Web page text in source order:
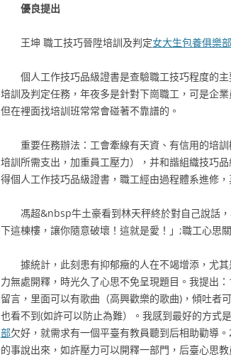
優良提出
王坤 職工技巧晉陞培訓及判定女大生包養俱樂部
個人工作技巧品級證書是查驗職工技巧程度的
培訓及判定任務，年夜多是針對下崗職工，可是企
但在裡面找培訓班常常會碰著不靠譜的。
重要任務辦法：工會牽線有天資、有信用的培
培訓所需支出，加重員工壓力），并和諧組織技巧
得個人工作技巧品級證書，職工經由過程體系進修
馮超&nbsp牛土豪看到林天秤終於對自己說話
下這棟樓，讓你隨意破壞！這就是愛！」;職工心思
據統計，此刻患有抑郁癥的人在不竭增添，尤
力無處開釋，時光久了心思不免呈現題目。我提出
留言，里面可以有歌曲（高興歡樂的歌曲)，傾吐者
也看不到(如許可以防止為難）。我感到最好的方式
部欠好，就需求有一個平臺有教員聽到后相助勸導
的事說出來，如許壓力可以開釋一部門，后臺心思